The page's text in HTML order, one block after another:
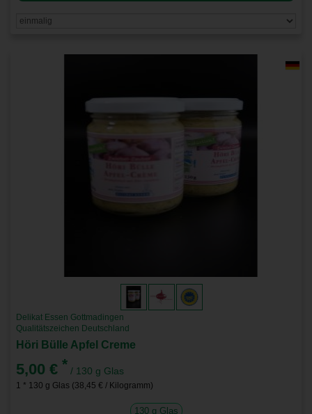
Delikat Essen Gottmadingen
Qualitätszeichen Deutschland
Höri Bülle Apfel Creme
5,00 € * / 130 g Glas
1 * 130 g Glas (38,45 € / Kilogramm)
130 g Glas